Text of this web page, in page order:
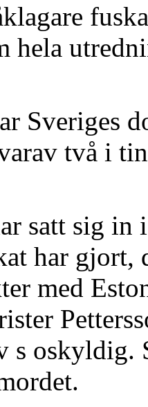
hela
Sveriges
två i
satt sig
har gjort,
med
s oskyldig.